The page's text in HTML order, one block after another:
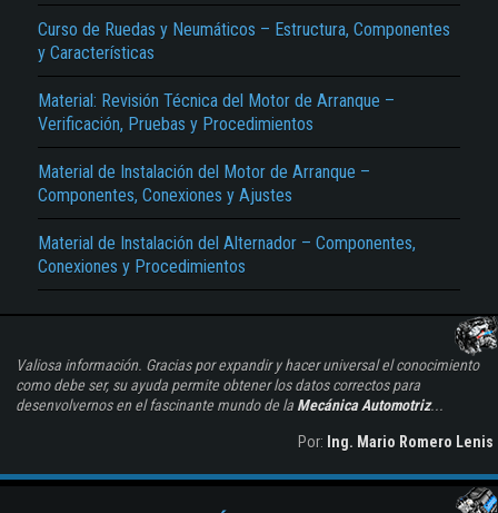
del Compresor Volumétrico, Ventajas e Inconveniente del Turbo, Uso Conjunto de
Compresor Volumétrico y Turbo…
Curso de Ruedas y Neumáticos – Estructura, Componentes
y Características
Material: Revisión Técnica del Motor de Arranque –
Verificación, Pruebas y Procedimientos
Material de Instalación del Motor de Arranque –
Componentes, Conexiones y Ajustes
Material de Instalación del Alternador – Componentes,
Conexiones y Procedimientos
Valiosa información. Gracias por expandir y hacer universal el conocimiento
como debe ser, su ayuda permite obtener los datos correctos para
desenvolvernos en el fascinante mundo de la Mecánica Automotriz...
Por: Ing. Mario Romero Lenis